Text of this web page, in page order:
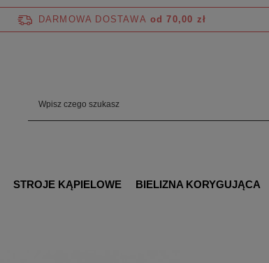
DARMOWA DOSTAWA od 70,00 zł
STROJE KĄPIELOWE BIELIZNA KORYGUJĄCA